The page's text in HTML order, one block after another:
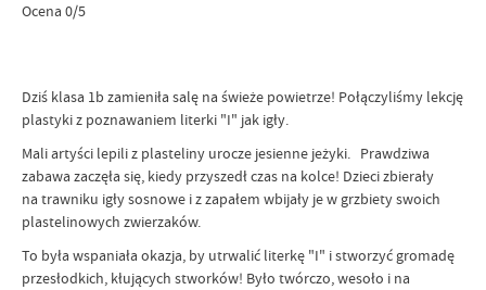
Ocena 0/5
​Dziś klasa 1b zamieniła salę na świeże powietrze! Połączyliśmy lekcję
plastyki z poznawaniem literki "I" jak igły.
​Mali artyści lepili z plasteliny urocze jesienne jeżyki. Prawdziwa
zabawa zaczęła się, kiedy przyszedł czas na kolce! Dzieci zbierały
na trawniku igły sosnowe i z zapałem wbijały je w grzbiety swoich
plastelinowych zwierzaków.
​To była wspaniała okazja, by utrwalić literkę "I" i stworzyć gromadę
przesłodkich, kłujących stworków! Było twórczo, wesoło i na